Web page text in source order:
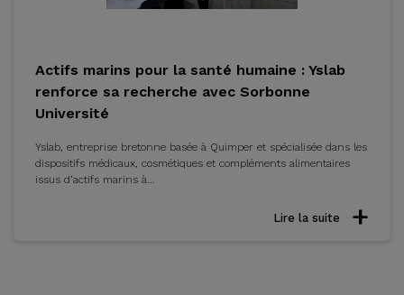
Actifs marins pour la santé humaine : Yslab
renforce sa recherche avec Sorbonne
Université
Yslab, entreprise bretonne basée à Quimper et spécialisée dans les
dispositifs médicaux, cosmétiques et compléments alimentaires
issus d’actifs marins à...
Lire la suite